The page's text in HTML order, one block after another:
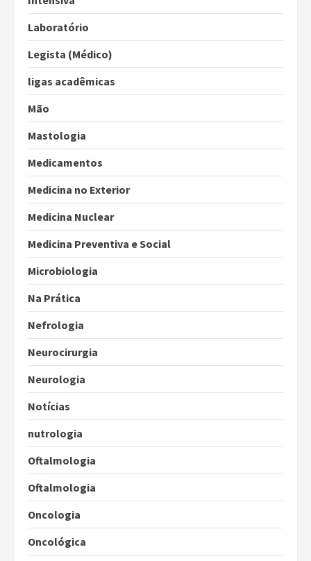
Laboratório
Legista (Médico)
ligas acadêmicas
Mão
Mastologia
Medicamentos
Medicina no Exterior
Medicina Nuclear
Medicina Preventiva e Social
Microbiologia
Na Prática
Nefrologia
Neurocirurgia
Neurologia
Notícias
nutrologia
Oftalmologia
Oftalmologia
Oncologia
Oncológica